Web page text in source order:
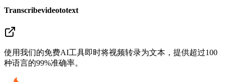
Transcribevideototext
使用我们的免费AI工具即时将视频转录为文本，提供超过100
种语言的99%准确率。